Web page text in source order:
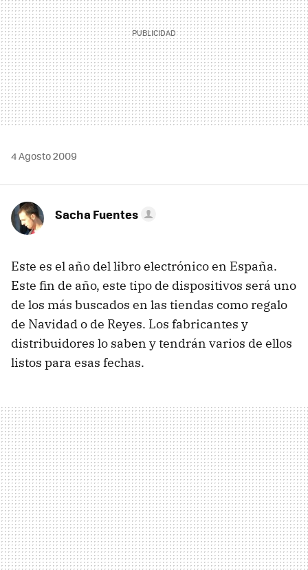
4 Agosto 2009
Sacha Fuentes
Este es el año del libro electrónico en España.
Este fin de año, este tipo de dispositivos será uno
de los más buscados en las tiendas como regalo
de Navidad o de Reyes. Los fabricantes y
distribuidores lo saben y tendrán varios de ellos
listos para esas fechas.